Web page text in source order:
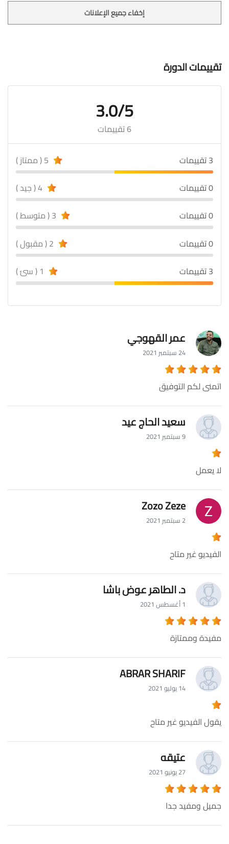
إخفاء جميع الإعلانات
تقييمات الدورة
3.0/5
6 تقييمات
3 تقييمات
0 تقييمات
0 تقييمات
0 تقييمات
3 تقييمات
عمر القهوجي
24 سبتمبر 2021
اتمنى لكم التوفيق
سعيد الحاج عيد
9 سبتمبر 2021
لا يعمل
Zozo Zeze
2 سبتمبر 2021
الفيديو غير متاح
د. الطاهر عوض باشا
1 أغسطس 2021
مفيدة وممتازة
ABRAR SHARIF
14 يوليو 2021
يقول الفيديو غير متاح
عتيقه
27 يونيو 2021
جميل ومفيد جدا